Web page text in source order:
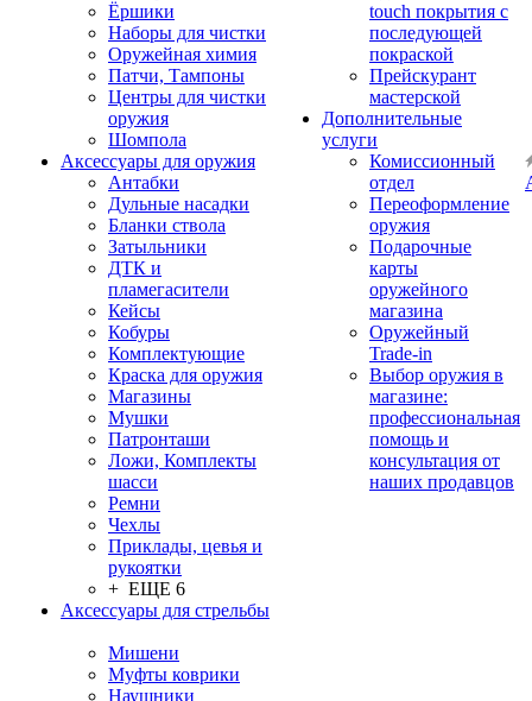
Ёршики
Наборы для чистки
Оружейная химия
Патчи, Тампоны
Центры для чистки
оружия
Шомпола
Аксессуары для оружия
Антабки
Дульные насадки
Бланки ствола
Затыльники
ДТК и
пламегасители
Кейсы
Кобуры
Комплектующие
Краска для оружия
Магазины
Мушки
Патронташи
Ложи, Комплекты
шасси
Ремни
Чехлы
Приклады, цевья и
рукоятки
+ ЕЩЕ 6
Аксессуары для стрельбы
Мишени
Муфты коврики
Наушники
touch покрытия с
последующей
покраской
Прейскурант
мастерской
Дополнительные
услуги
Комиссионный
отдел
Переоформление
оружия
Подарочные
карты
оружейного
магазина
Оружейный
Trade-in
Выбор оружия в
магазине:
профессиональная
помощь и
консультация от
наших продавцов